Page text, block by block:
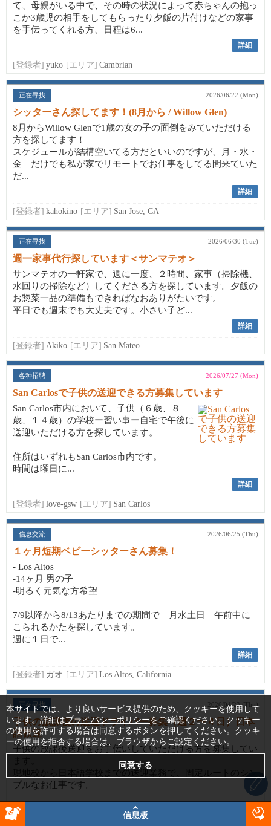
て、母親がいる中で、その時の状況によって赤ちゃんの抱っ
こか3歳児の相手をしてもらったり夕飯の片付けなどの家事
を手伝ってくれる方、日程は6...
詳細
[登録者] yuko [エリア] Cambrian
正在寻找 2026/06/22 (Mon)
シッターさん探してます！(8月から / Willow Glen)
8月からWillow Glenで1歳の女の子の面倒をみていただける
方を探してます！
スケジュールが結構空いてる方だといいのですが、月・水・
金 だけでも私が家でリモートでお仕事をしてる間来ていた
だ...
詳細
[登録者] kahokino [エリア] San Jose, CA
正在寻找 2026/06/30 (Tue)
週一家事代行探しています＜サンマテオ＞
サンマテオの一軒家で、週に一度、２時間、家事（掃除機、
水回りの掃除など）してくださる方を探しています。夕飯の
お惣菜一品の準備もできればなおありがたいです。
平日でも週末でも大丈夫です。小さい子ど...
詳細
[登録者] Akiko [エリア] San Mateo
各种招聘 2026/07/27 (Mon)
San Carlosで子供の送迎できる方募集しています
San Carlos市内において、子供（６歳、８
歳、１４歳）の学校ー習い事ー自宅で午後に
送迎いただける方を探しています。
住所はいずれもSan Carlos市内です。
時間は曜日に...
詳細
[登録者] love-gsw [エリア] San Carlos
信息交流 2026/06/25 (Thu)
１ヶ月短期ベビーシッターさん募集！
- Los Altos
-14ヶ月 男の子
-明るく元気な方希望
7/9以降から8/13あたりまでの期間で 月水土日 午前中に
こられるかたを探しています。
週に１日で...
詳細
[登録者] ガオ [エリア] Los Altos, California
正在寻找 2026/04/23 (Thu)
子供の放課後の送迎ドライバー募集（週２〜４日）日本
語歓迎
子供の放課後送迎をお手伝いしていただける方を募集してい
現地校から日本語学校までの送迎業務で、固定ルートのシン
プルなお仕事です。
⸻
■仕事内容
信息板
本サイトでは、より良いサービス提供のため、クッキーを使用して
います。詳細はプライバシーポリシーをご確認ください。クッキー
の使用を許可する場合は同意するボタンを押してください。クッキ
ーの使用を拒否する場合は、ブラウザからご設定ください。